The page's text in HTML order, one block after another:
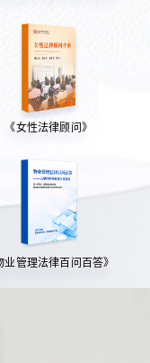
《女性法律顾问》
业管理法律百问百答》